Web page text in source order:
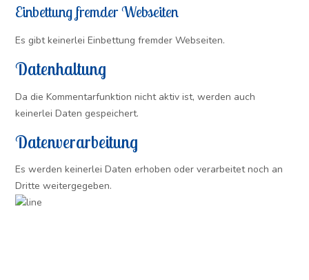
Einbettung fremder Webseiten
Es gibt keinerlei Einbettung fremder Webseiten.
Datenhaltung
Da die Kommentarfunktion nicht aktiv ist, werden auch
keinerlei Daten gespeichert.
Datenverarbeitung
Es werden keinerlei Daten erhoben oder verarbeitet noch an
Dritte weitergegeben.